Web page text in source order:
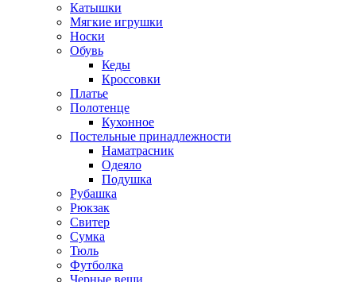
Катышки
Мягкие игрушки
Носки
Обувь
Кеды
Кроссовки
Платье
Полотенце
Кухонное
Постельные принадлежности
Наматрасник
Одеяло
Подушка
Рубашка
Рюкзак
Свитер
Сумка
Тюль
Футболка
Черные вещи